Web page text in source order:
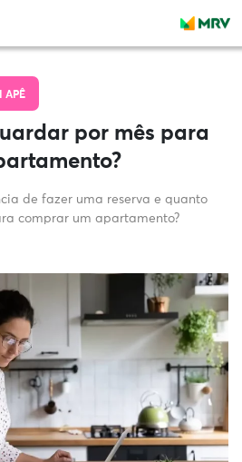
APÊ
por mês para
de fazer uma reserva e quanto
comprar um apartamento?